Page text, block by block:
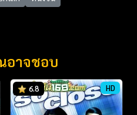
อาจชอบ
6.8 HD